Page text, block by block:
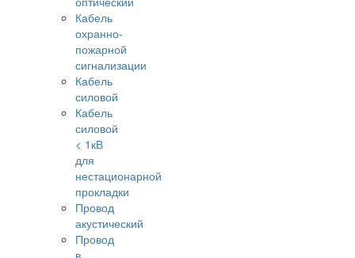
Кабель
охранно-
пожарной
сигнализации
Кабель
силовой
Кабель
силовой
< 1кВ
для
нестационарной
прокладки
Провод
акустический
Провод